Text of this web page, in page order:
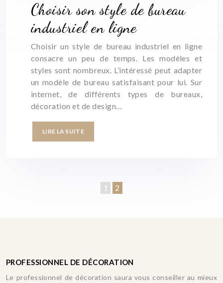
Choisir son style de bureau
industriel en ligne
Choisir un style de bureau industriel en ligne
consacre un peu de temps. Les modèles et
styles sont nombreux. L’intéressé peut adapter
un modèle de bureau satisfaisant pour lui. Sur
internet, de différents types de bureaux,
décoration et de design…
LIRE LA SUITE
1 2
PROFESSIONNEL DE DÉCORATION
Le professionnel de décoration saura vous conseiller au mieux